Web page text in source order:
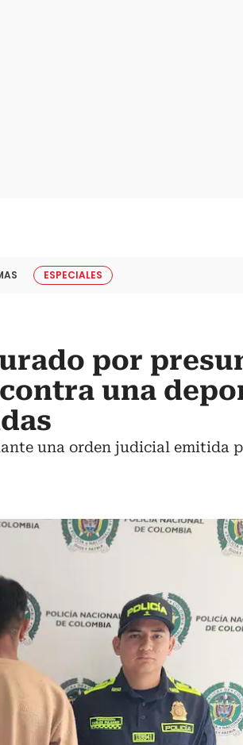
ESPECIALES
por
una
una orden judicial emitida